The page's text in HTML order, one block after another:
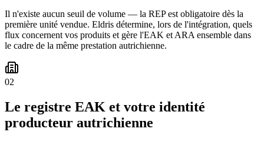
Il n'existe aucun seuil de volume — la REP est obligatoire dès la
première unité vendue. Eldris détermine, lors de l'intégration, quels
flux concernent vos produits et gère l'EAK et ARA ensemble dans
le cadre de la même prestation autrichienne.
02
Le registre EAK et votre identité
producteur autrichienne